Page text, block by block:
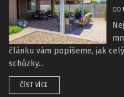
OD
článku vám popíšeme, jak
schůzky...
ČÍST VÍCE